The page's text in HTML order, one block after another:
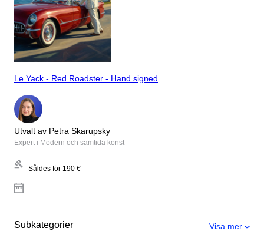
Le Yack - Red Roadster - Hand signed
Utvalt av Petra Skarupsky
Expert i Modern och samtida konst
Såldes för 190 €
Subkategorier Visa mer